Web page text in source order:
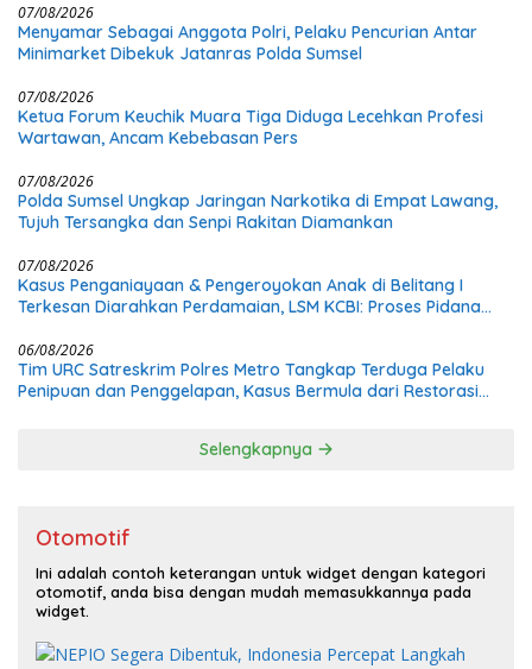
07/08/2026
Menyamar Sebagai Anggota Polri, Pelaku Pencurian Antar
Minimarket Dibekuk Jatanras Polda Sumsel
07/08/2026
Ketua Forum Keuchik Muara Tiga Diduga Lecehkan Profesi
Wartawan, Ancam Kebebasan Pers
07/08/2026
Polda Sumsel Ungkap Jaringan Narkotika di Empat Lawang,
Tujuh Tersangka dan Senpi Rakitan Diamankan
07/08/2026
Kasus Penganiayaan & Pengeroyokan Anak di Belitang I
Terkesan Diarahkan Perdamaian, LSM KCBI: Proses Pidana
06/08/2026
Tim URC Satreskrim Polres Metro Tangkap Terduga Pelaku
Penipuan dan Penggelapan, Kasus Bermula dari Restorasi
Selengkapnya
Otomotif
Ini adalah contoh keterangan untuk widget dengan kategori
otomotif, anda bisa dengan mudah memasukkannya pada
widget.